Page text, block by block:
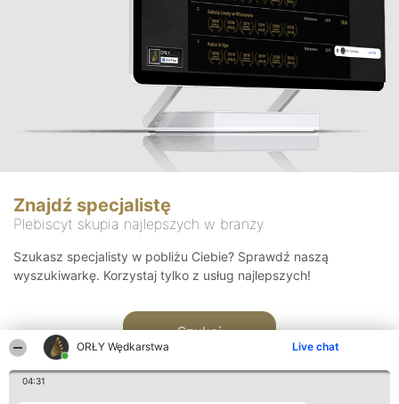
ORŁY Wędkarstwa Live chat
04:31
Znajdź specjalistę
Plebiscyt skupia najlepszych w branży
Szukasz specjalisty w pobliżu Ciebie? Sprawdź naszą
wyszukiwarkę. Korzystaj tylko z usług najlepszych!
Szukaj